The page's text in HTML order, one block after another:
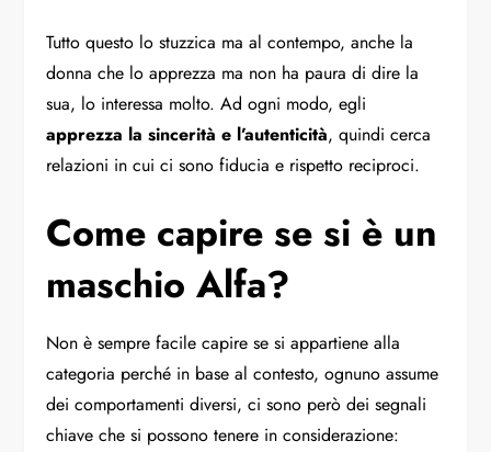
Tutto questo lo stuzzica ma al contempo, anche la
donna che lo apprezza ma non ha paura di dire la
sua, lo interessa molto. Ad ogni modo, egli
apprezza la sincerità e l’autenticità, quindi cerca
relazioni in cui ci sono fiducia e rispetto reciproci.
Come capire se si è un
maschio Alfa?
Non è sempre facile capire se si appartiene alla
categoria perché in base al contesto, ognuno assume
dei comportamenti diversi, ci sono però dei segnali
chiave che si possono tenere in considerazione: